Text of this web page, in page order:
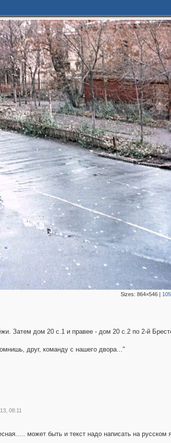
Sizes: 864×546|
Затем дом 20 с.1 и правее - дом 20 с.2 по 2-й
друг, команду с нашего двора..."
08:11
может быть и текст надо написать на русском